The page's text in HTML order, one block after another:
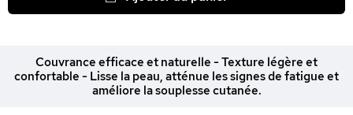
Couvrance efficace et naturelle - Texture légère et
confortable - Lisse la peau, atténue les signes de fatigue et
améliore la souplesse cutanée.